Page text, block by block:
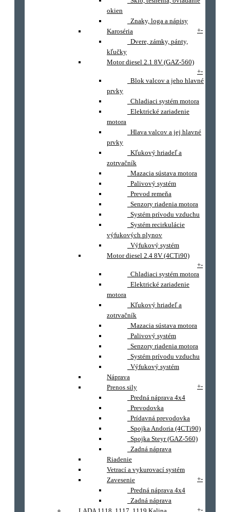
okien
Znaky, loga a nápisy
Karoséria
+-
Dvere, zámky, pánty,
kľučky
Motor diesel 2.1 8V (GAZ-560)
+-
Blok valcov a jeho hlavné
prvky
Chladiaci systém motora
Elektrické zariadenie
motora
Hlava valcov a jej hlavné
prvky
Kľukový hriadeľ a
zotrvačník
Mazacia sústava motora
Palivový systém
Prevod remeňa
Senzory riadenia motora
Systém prívodu vzduchu
Systém recirkulácie
výfukových plynov
Výfukový systém
Motor diesel 2.4 8V (4CTi90)
+-
Chladiaci systém motora
Elektrické zariadenie
motora
Kľukový hriadeľ a
zotrvačník
Mazacia sústava motora
Palivový systém
Senzory riadenia motora
Systém prívodu vzduchu
Výfukový systém
Náprava
Prenos sily
+-
Predná náprava 4x4
Prevodovka
Prídavná prevodovka
Spojka Andoria (4CTi90)
Spojka Steyr (GAZ-560)
Zadná náprava
Riadenie
Vetrací a vykurovací systém
Zavesenie
+-
Predná náprava 4x4
Zadná náprava
+-